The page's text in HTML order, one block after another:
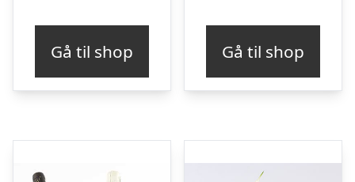
Gå til shop Gå til shop